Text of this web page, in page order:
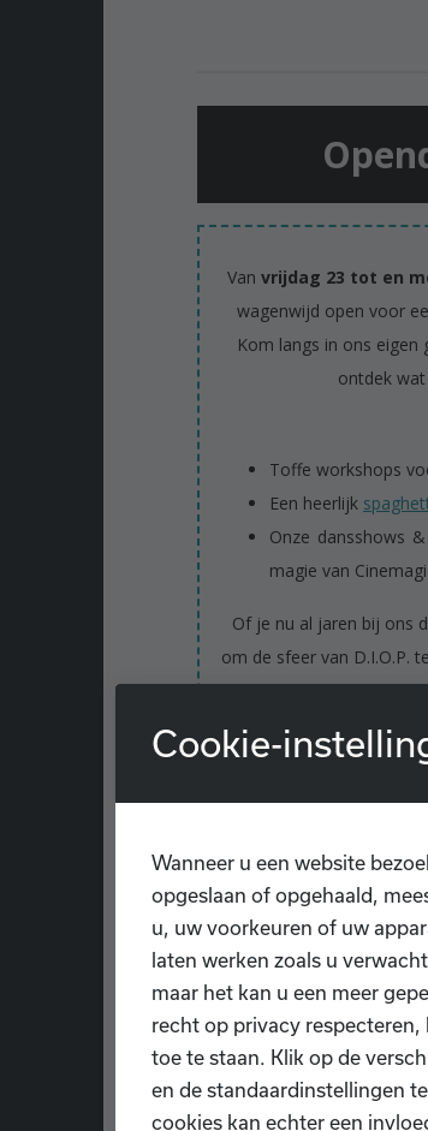
Van vrijdag 23 tot en
wagenwijd open voor
Kom langs in ons
ontdek
Toffe workshops
Een heerlijk
Onze dansshows
magie van
Of je nu al jaren bij ons
om de sfeer van D.I.O.P.
mee en geniet van
Save the date en
Cookie-
Wanneer u een website
opgeslaan of opgehaald,
u, uw voorkeuren of uw
laten werken zoals u
maar het kan u een meer
recht op privacy
toe te staan. Klik op de
en de standaardinstellingen
cookies kan echter een